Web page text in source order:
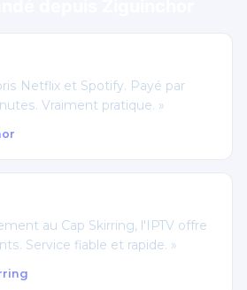
Netflix et Spotify. Payé par
Vraiment pratique. »
au Cap Skirring, l'IPTV offre
Service fiable et rapide. »